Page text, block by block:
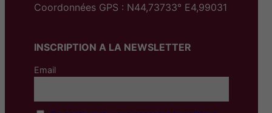
Coordonnées GPS : N44,73733° E4,99031
INSCRIPTION A LA NEWSLETTER
Email